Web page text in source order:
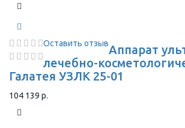
Оставить отзывАппарат
лечебно-
Галатея УЗЛК 25-01
104 139 р.